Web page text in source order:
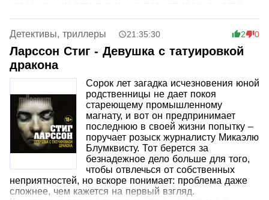
суевериях, духе и плоти, которая оказывается умной,
изысканной и неторопливой. От исхода дела зависит
будущее всей деревни.
Детективы, триллеры 21:35:30 2 0
Ларссон Стиг - Девушка с татуировкой
дракона
Сорок лет загадка исчезновения юной
родственницы не дает покоя
стареющему промышленному
магнату, и вот он предпринимает
последнюю в своей жизни попытку –
поручает розыск журналисту Микаэлю
Блумквисту. Тот берется за
безнадежное дело больше для того,
чтобы отвлечься от собственных
неприятностей, но вскоре понимает: проблема даже
сложнее, чем кажется на первый взгляд.